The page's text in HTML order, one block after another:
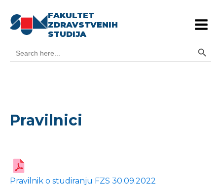
FAKULTET
ZDRAVSTVENIH
STUDIJA
for:
Pravilnici
Pravilnik o studiranju FZS 30.09.2022